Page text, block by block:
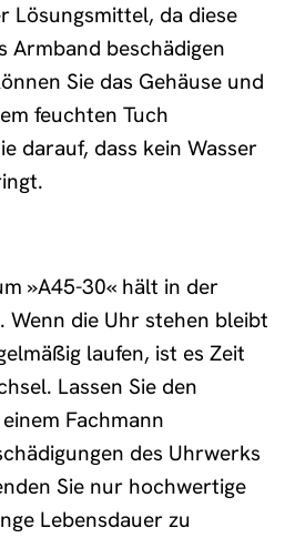
Lösungsmittel, da diese
Armband beschädigen
Sie das Gehäuse und
feuchten Tuch
darauf, dass kein Wasser
»A45-30« hält in der
Wenn die Uhr stehen bleibt
laufen, ist es Zeit
Lassen Sie den
Fachmann
des Uhrwerks
Sie nur hochwertige
Lebensdauer zu